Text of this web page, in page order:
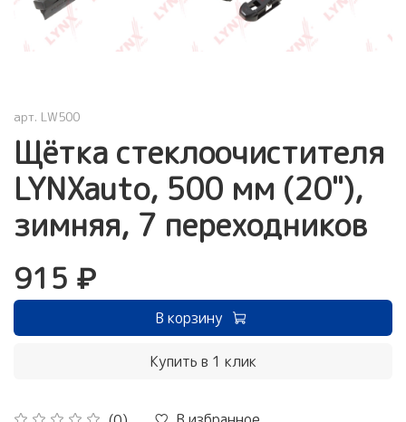
арт. LW500
Щётка стеклоочистителя
LYNXauto, 500 мм (20"),
зимняя, 7 переходников
915 ₽
В корзину
Купить в 1 клик